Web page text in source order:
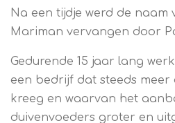
Na een tijdje werd de naam
Mariman vervangen door
Gedurende 15 jaar lang
een bedrijf dat steeds meer
kreeg en waarvan het
duivenvoeders groter en